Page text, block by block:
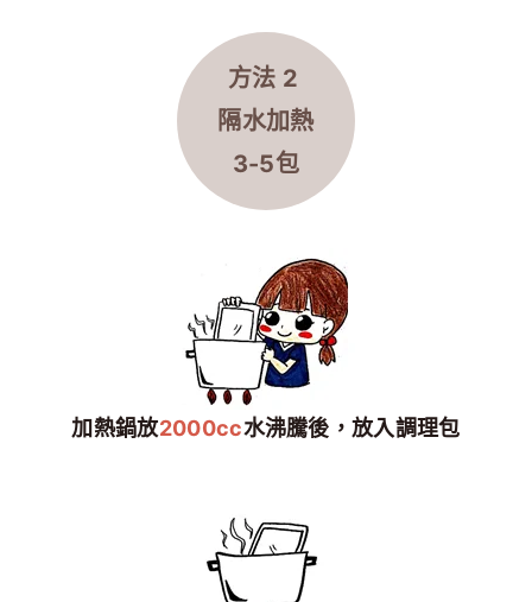
方法 2
隔水加熱
3-5包
加熱鍋放2000cc水沸騰後，放入調理包